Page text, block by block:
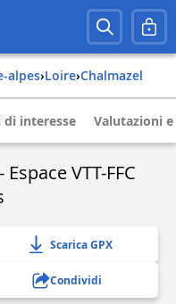
alpes› loire› chalmazel
di interesse Valutazioni
VTT-FFC
Scarica GPX
Condividi